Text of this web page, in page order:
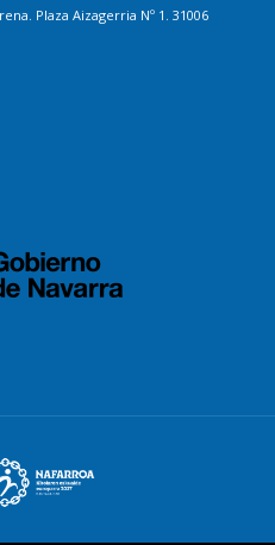
Plaza Aizagerria Nº 1. 31006